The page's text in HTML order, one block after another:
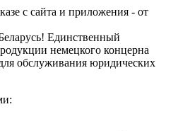
с сайта и приложения - от
Единственный
немецкого концерна
обслуживания юридических